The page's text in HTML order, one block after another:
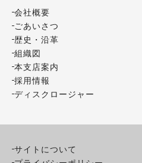
会社概要
ごあいさつ
歴史・沿革
組織図
本支店案内
採用情報
ディスクロージャー
サイトについて